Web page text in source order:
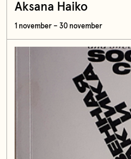
Aksana Haiko
1 november – 30 november